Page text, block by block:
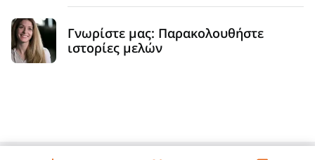
Γνωρίστε μας: Παρακολουθήστε
ιστορίες μελών